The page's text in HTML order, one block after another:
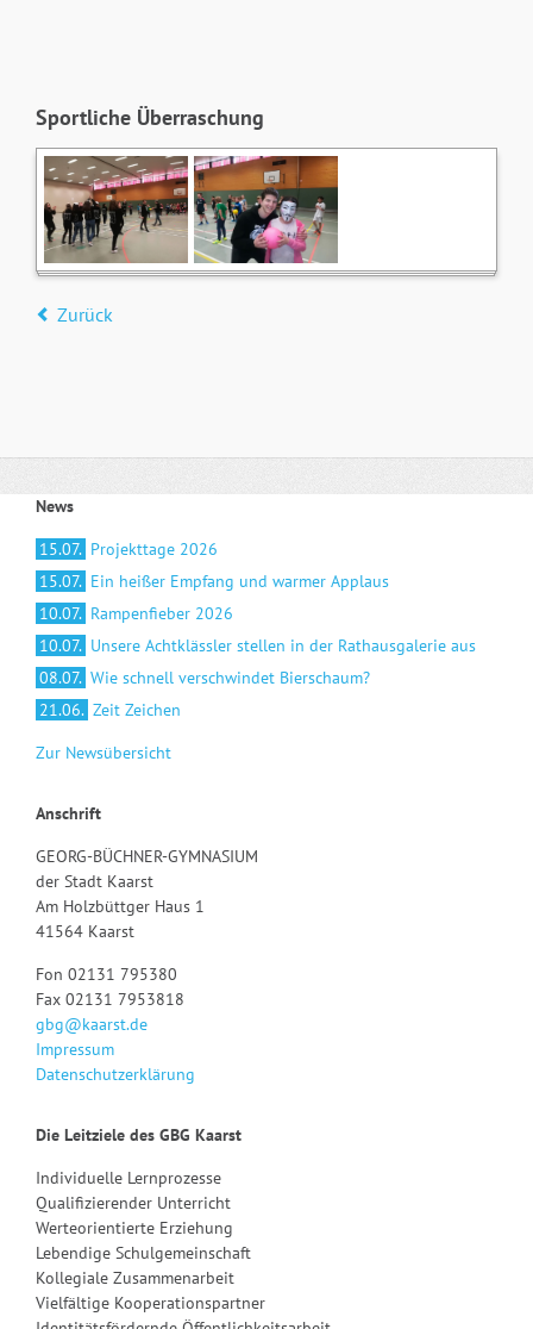
Sportliche Überraschung
Zurück
News
15.07. Projekttage 2026
15.07. Ein heißer Empfang und warmer Applaus
10.07. Rampenfieber 2026
10.07. Unsere Achtklässler stellen in der Rathausgalerie aus
08.07. Wie schnell verschwindet Bierschaum?
21.06. Zeit Zeichen
Zur Newsübersicht
Anschrift
GEORG-BÜCHNER-GYMNASIUM
der Stadt Kaarst
Am Holzbüttger Haus 1
41564 Kaarst
Fon 02131 795380
Fax 02131 7953818
gbg@kaarst.de
Impressum
Datenschutzerklärung
Die Leitziele des GBG Kaarst
Individuelle Lernprozesse
Qualifizierender Unterricht
Werteorientierte Erziehung
Lebendige Schulgemeinschaft
Kollegiale Zusammenarbeit
Vielfältige Kooperationspartner